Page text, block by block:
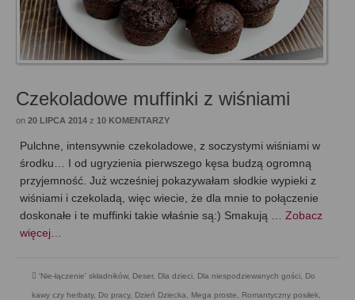
Czekoladowe muffinki z wiśniami
on 20 LIPCA 2014 z 10 KOMENTARZY
Pulchne, intensywnie czekoladowe, z soczystymi wiśniami w
środku… I od ugryzienia pierwszego kęsa budzą ogromną
przyjemność. Już wcześniej pokazywałam słodkie wypieki z
wiśniami i czekoladą, więc wiecie, że dla mnie to połączenie
doskonałe i te muffinki takie właśnie są:) Smakują … Zobacz
więcej…
'Nie-łączenie' składników, Deser, Dla dzieci Dla niespodziewanych gości Do
kawy czy herbaty, Do pracy, Dzień Dziecka Mega proste Romantyczny posiłek